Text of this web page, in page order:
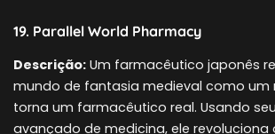
19. Parallel World Pharmacy
Descrição: Um farmacêutico japonês
mundo de fantasia medieval como um
torna um farmacêutico real. Usando
avançado de medicina, ele